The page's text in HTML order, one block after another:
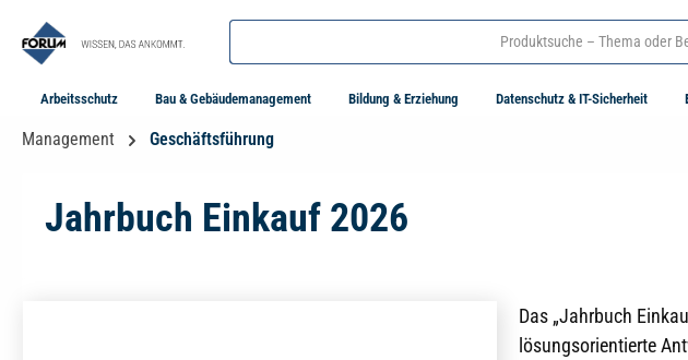
Zur Hauptnavigation springen
Arbeitsschutz Bau & Gebäudemanagement Bildung & Erziehung Datenschutz & IT-Sicherheit
Management Geschäftsführung
Jahrbuch Einkauf 2026
Das „Jahrbuch
lösungsorientierte